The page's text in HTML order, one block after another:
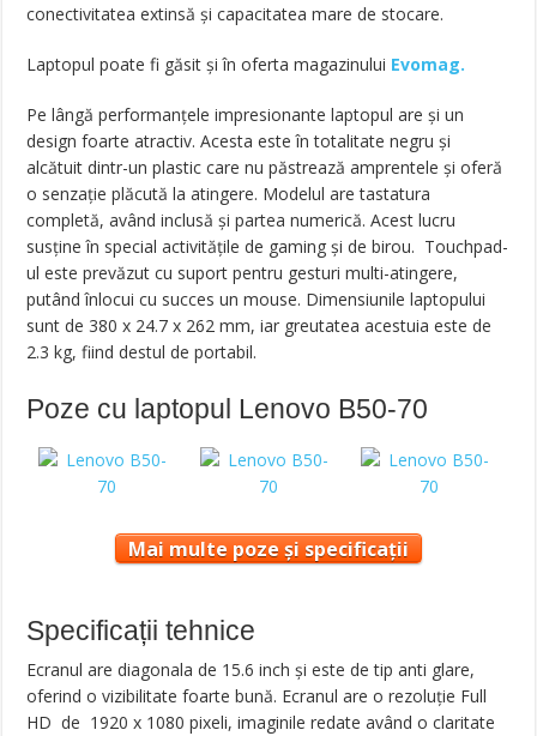
conectivitatea extinsă și capacitatea mare de stocare.
Laptopul poate fi găsit și în oferta magazinului Evomag.
Pe lângă performanțele impresionante laptopul are și un
design foarte atractiv. Acesta este în totalitate negru și
alcătuit dintr-un plastic care nu păstrează amprentele și oferă
o senzație plăcută la atingere. Modelul are tastatura
completă, având inclusă și partea numerică. Acest lucru
susține în special activitățile de gaming și de birou. Touchpad-
ul este prevăzut cu suport pentru gesturi multi-atingere,
putând înlocui cu succes un mouse. Dimensiunile laptopului
sunt de 380 x 24.7 x 262 mm, iar greutatea acestuia este de
2.3 kg, fiind destul de portabil.
Poze cu laptopul Lenovo B50-70
Mai multe poze și specificații
Specificații tehnice
Ecranul are diagonala de 15.6 inch și este de tip anti glare,
oferind o vizibilitate foarte bună. Ecranul are o rezoluție Full
HD de 1920 x 1080 pixeli, imaginile redate având o claritate